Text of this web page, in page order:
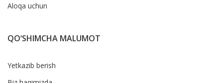
Aloqa uchun
QO‘SHIMCHA MALUMOT
Yetkazib berish